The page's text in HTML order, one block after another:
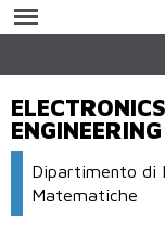
ENGINEERING
Dipartimento di
Matematiche